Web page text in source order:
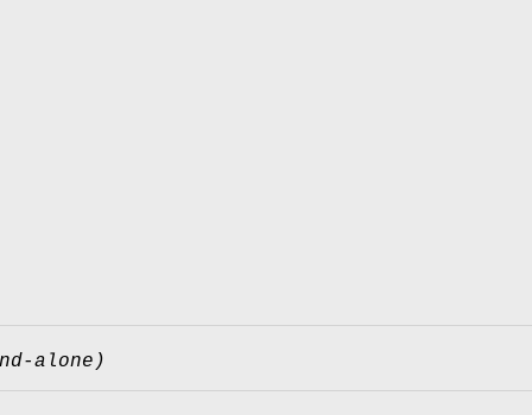
alone)